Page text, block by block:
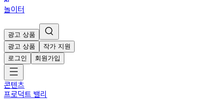
놀이터
광고 상품
광고 상품
작가 지원
로그인
회원가입
콘텐츠
프로덕트 밸리